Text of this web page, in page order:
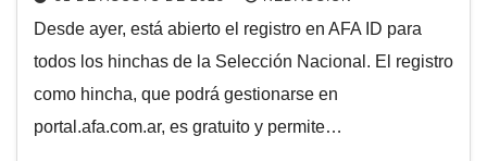
Desde ayer, está abierto el registro en AFA ID para
todos los hinchas de la Selección Nacional. El registro
como hincha, que podrá gestionarse en
portal.afa.com.ar, es gratuito y permite…